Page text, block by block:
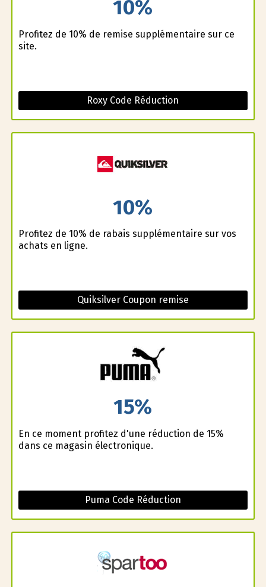
10%
Profitez de 10% de remise supplémentaire sur ce
site.
Roxy Code Réduction
10%
Profitez de 10% de rabais supplémentaire sur vos
achats en ligne.
Quiksilver Coupon remise
15%
En ce moment profitez d'une réduction de 15%
dans ce magasin électronique.
Puma Code Réduction